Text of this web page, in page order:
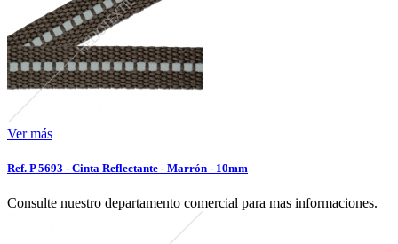
Ver más
Ref. P 5693 - Cinta Reflectante - Marrón - 10mm
Consulte nuestro departamento comercial para mas informaciones.